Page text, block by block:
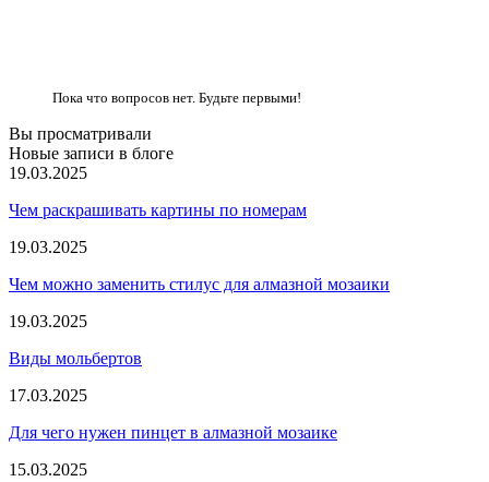
Пока что вопросов нет. Будьте первыми!
Вы просматривали
Новые записи в блоге
19.03.2025
Чем раскрашивать картины по номерам
19.03.2025
Чем можно заменить стилус для алмазной мозаики
19.03.2025
Виды мольбертов
17.03.2025
Для чего нужен пинцет в алмазной мозаике
15.03.2025